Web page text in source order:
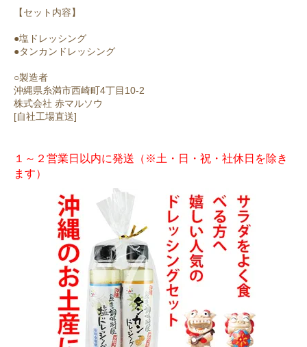
【セット内容】
●塩ドレッシング
●タンカンドレッシング
○製造者
沖縄県糸満市西崎町4丁目10-2
株式会社 赤マルソウ
[自社工場直送]
１～２営業日以内に発送（※土・日・祝・社休日を除き
ます）